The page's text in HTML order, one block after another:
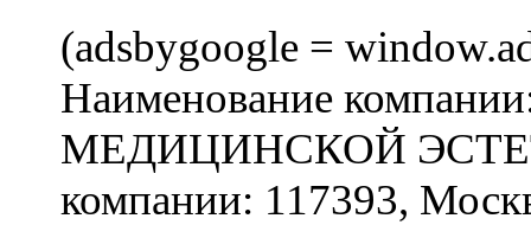
(adsbygoogle =
Наименование
МЕДИЦИНСКОЙ
компании: 117393,